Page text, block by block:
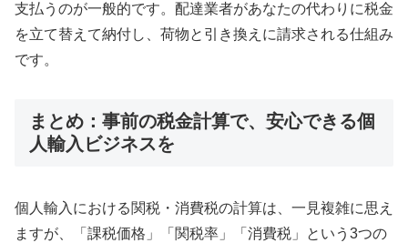
支払うのが一般的です。配達業者があなたの代わりに税金
を立て替えて納付し、荷物と引き換えに請求される仕組み
です。
まとめ：事前の税金計算で、安心できる個
人輸入ビジネスを
個人輸入における関税・消費税の計算は、一見複雑に思え
ますが、「課税価格」「関税率」「消費税」という3つの